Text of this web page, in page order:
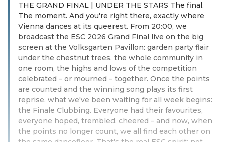
THE GRAND FINAL | UNDER THE STARS The final.
The moment. And you're right there, exactly where
Vienna dances at its queerest. From 20:00, we
broadcast the ESC 2026 Grand Final live on the big
screen at the Volksgarten Pavillon: garden party flair
under the chestnut trees, the whole community in
one room, the highs and lows of the competition
celebrated – or mourned – together. Once the points
are counted and the winning song plays its first
reprise, what we've been waiting for all week begins:
the Finale Clubbing. Everyone had their favourites,
everyone hoped, trembled, cheered – and now, when
the points no longer count, we all find each other on